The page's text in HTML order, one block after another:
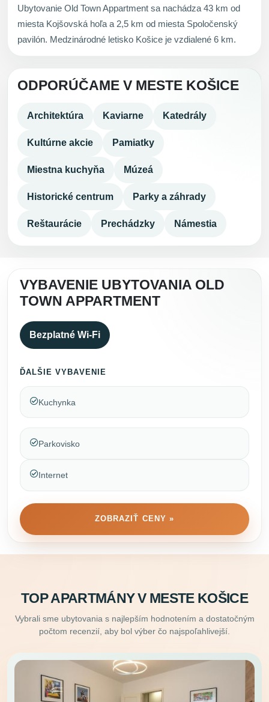
Ubytovanie Old Town Appartment sa nachádza 43 km od
miesta Kojšovská hoľa a 2,5 km od miesta Spoločenský
pavilón. Medzinárodné letisko Košice je vzdialené 6 km.
ODPORÚČAME V MESTE KOŠICE
Architektúra Kaviarne Katedrály
Kultúrne akcie Pamiatky
Miestna kuchyňa Múzeá
Historické centrum Parky a záhrady
Reštaurácie Prechádzky Námestia
VYBAVENIE UBYTOVANIA OLD
TOWN APPARTMENT
Bezplatné Wi-Fi
ĎALŠIE VYBAVENIE
Kuchynka
Parkovisko
Internet
ZOBRAZIŤ CENY »
TOP APARTMÁNY V MESTE KOŠICE
Vybrali sme ubytovania s najlepším hodnotením a dostatočným
počtom recenzií, aby bol výber čo najspoľahlivejší.